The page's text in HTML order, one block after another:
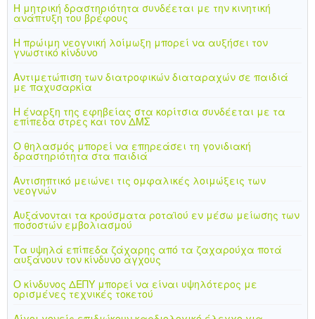
Η μητρική δραστηριότητα συνδέεται με την κινητική
ανάπτυξη του βρέφους
Η πρώιμη νεογνική λοίμωξη μπορεί να αυξήσει τον
γνωστικό κίνδυνο
Αντιμετώπιση των διατροφικών διαταραχών σε παιδιά
με παχυσαρκία
Η έναρξη της εφηβείας στα κορίτσια συνδέεται με τα
επίπεδα στρες και τον ΔΜΣ
Ο θηλασμός μπορεί να επηρεάσει τη γονιδιακή
δραστηριότητα στα παιδιά
Αντισηπτικό μειώνει τις ομφαλικές λοιμώξεις των
νεογνών
Αυξάνονται τα κρούσματα ροταϊού εν μέσω μείωσης των
ποσοστών εμβολιασμού
Τα υψηλά επίπεδα ζάχαρης από τα ζαχαρούχα ποτά
αυξάνουν τον κίνδυνο άγχους
Ο κίνδυνος ΔΕΠΥ μπορεί να είναι υψηλότερος με
ορισμένες τεχνικές τοκετού